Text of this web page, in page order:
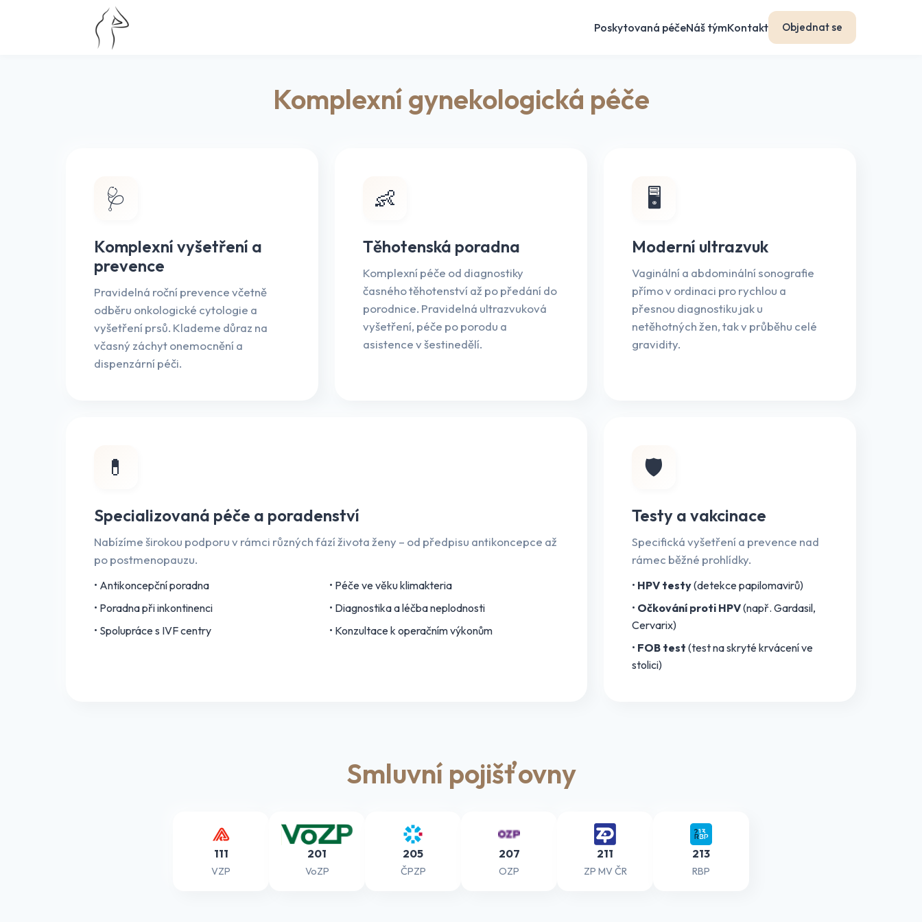
Poskytovaná péčeNáš týmKontakt Objednat se
Komplexní gynekologická péče
🩺
Komplexní vyšetření a
prevence
Pravidelná roční prevence včetně
odběru onkologické cytologie a
vyšetření prsů. Klademe důraz na
včasný záchyt onemocnění a
dispenzární péči.
👶
Těhotenská poradna
Komplexní péče od diagnostiky
časného těhotenství až po předání do
porodnice. Pravidelná ultrazvuková
vyšetření, péče po porodu a
asistence v šestinedělí.
🖥️
Moderní ultrazvuk
Vaginální a abdominální sonografie
přímo v ordinaci pro rychlou a
přesnou diagnostiku jak u
netěhotných žen, tak v průběhu celé
gravidity.
💊
Specializovaná péče a poradenství
Nabízíme širokou podporu v rámci různých fází života ženy – od předpisu antikoncepce až
po postmenopauzu.
• Antikoncepční poradna
• Péče ve věku klimakteria
• Poradna při inkontinenci
• Diagnostika a léčba neplodnosti
• Spolupráce s IVF centry
• Konzultace k operačním výkonům
🛡️
Testy a vakcinace
Specifická vyšetření a prevence nad
rámec běžné prohlídky.
• HPV testy(detekce papilomavirů)
• Očkování proti HPV(např. Gardasil,
Cervarix)
• FOB test (test na skryté krvácení ve
stolici)
Smluvní pojišťovny
111
VZP
201
VoZP
205
ČPZP
207
OZP
211
ZP MV ČR
213
RBP